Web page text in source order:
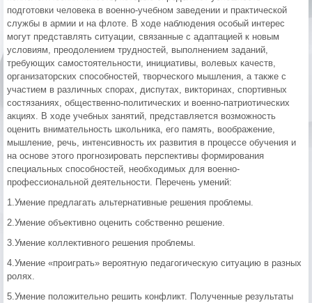
подготовки человека в военно-учебном заведении и практической
службы в армии и на флоте. В ходе наблюдения особый интерес
могут представлять ситуации, связанные с адаптацией к новым
условиям, преодолением трудностей, выполнением заданий,
требующих самостоятельности, инициативы, волевых качеств,
организаторских способностей, творческого мышления, а также с
участием в различных спорах, диспутах, викторинах, спортивных
состязаниях, общественно-политических и военно-патриотических
акциях. В ходе учебных занятий, представляется возможность
оценить внимательность школьника, его память, воображение,
мышление, речь, интенсивность их развития в процессе обучения и
на основе этого прогнозировать перспективы формирования
специальных способностей, необходимых для военно-
профессиональной деятельности. Перечень умений:
1.Умение предлагать альтернативные решения проблемы.
2.Умение объективно оценить собственно решение.
3.Умение коллективного решения проблемы.
4.Умение «проиграть» вероятную педагогическую ситуацию в разных
ролях.
5.Умение положительно решить конфликт. Полученные результаты